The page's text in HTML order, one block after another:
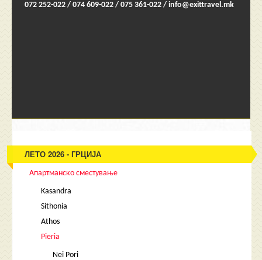
072 252-022 / 074 609-022 / 075 361-022 / info@exittravel.mk
ЛЕТО 2026 - ГРЦИЈА
Апартманско сместување
Kasandra
Sithonia
Athos
Pieria
Nei Pori